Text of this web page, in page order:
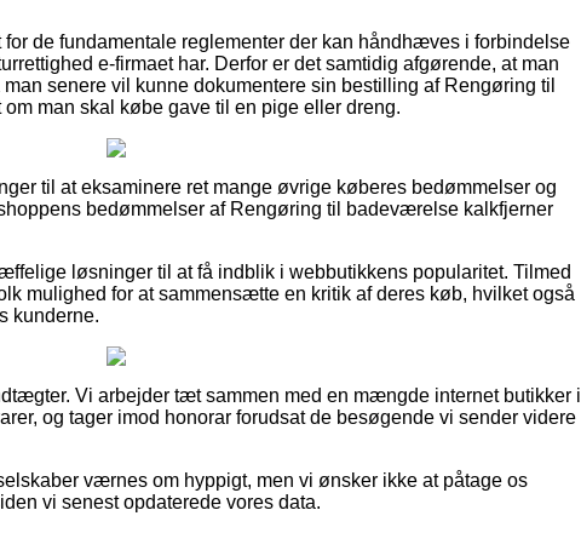
de fundamentale reglementer der kan håndhæves i forbindelse
e-firmaet har. Derfor er det samtidig afgørende, at man
senere vil kunne dokumentere sin bestilling af Rengøring til
man skal købe gave til en pige eller dreng.
til at eksaminere ret mange øvrige køberes bedømmelser og
bedømmelser af Rengøring til badeværelse kalkfjerner
løsninger til at få indblik i webbutikkens popularitet. Tilmed
mulighed for at sammensætte en kritik af deres køb, hvilket også
kunderne.
Vi arbejder tæt sammen med en mængde internet butikker i
og tager imod honorar forudsat de besøgende vi sender videre
værnes om hyppigt, men vi ønsker ikke at påtage os
vi senest opdaterede vores data.